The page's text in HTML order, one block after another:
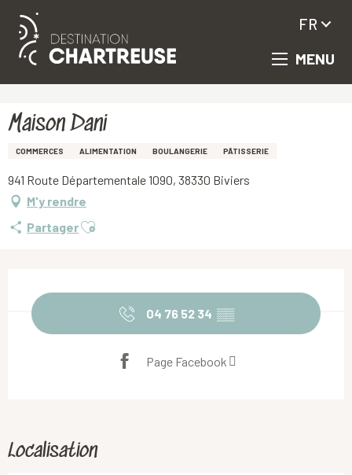
Aller
principal
MENU
FR
Maison Dani
COMMERCES ALIMENTATION BOULANGERIE PÂTISSERIE
941 Route Départementale 1090, 38330 Biviers
M'y rendre
PartagerAjouter aux favoris
04 76 52 34 ▒▒
Page Facebook
Localisation